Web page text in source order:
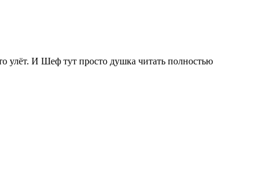
улёт. И Шеф тут просто душка читать полностью